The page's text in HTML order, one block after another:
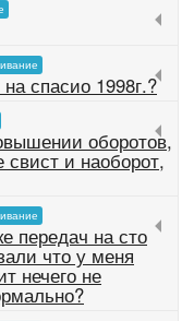
спасио 1998г.?
оборотов,
и наоборот,
передач на сто
что у меня
нечего не